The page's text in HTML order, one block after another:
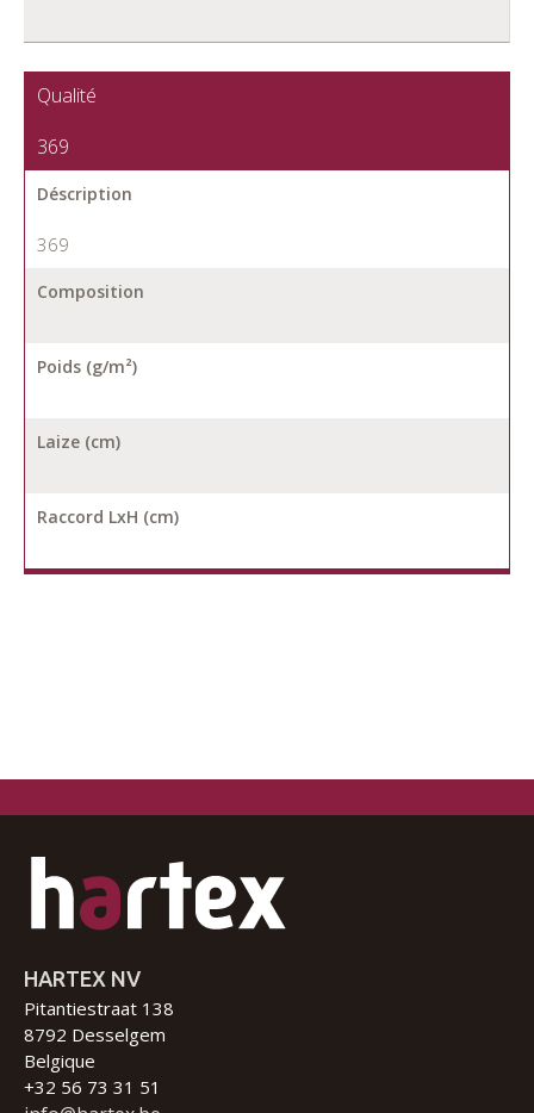
Qualité
369
Déscription
369
Composition
Poids (g/m²)
Laize (cm)
Raccord LxH (cm)
HARTEX NV
Pitantiestraat 138
8792 Desselgem
Belgique
+32 56 73 31 51